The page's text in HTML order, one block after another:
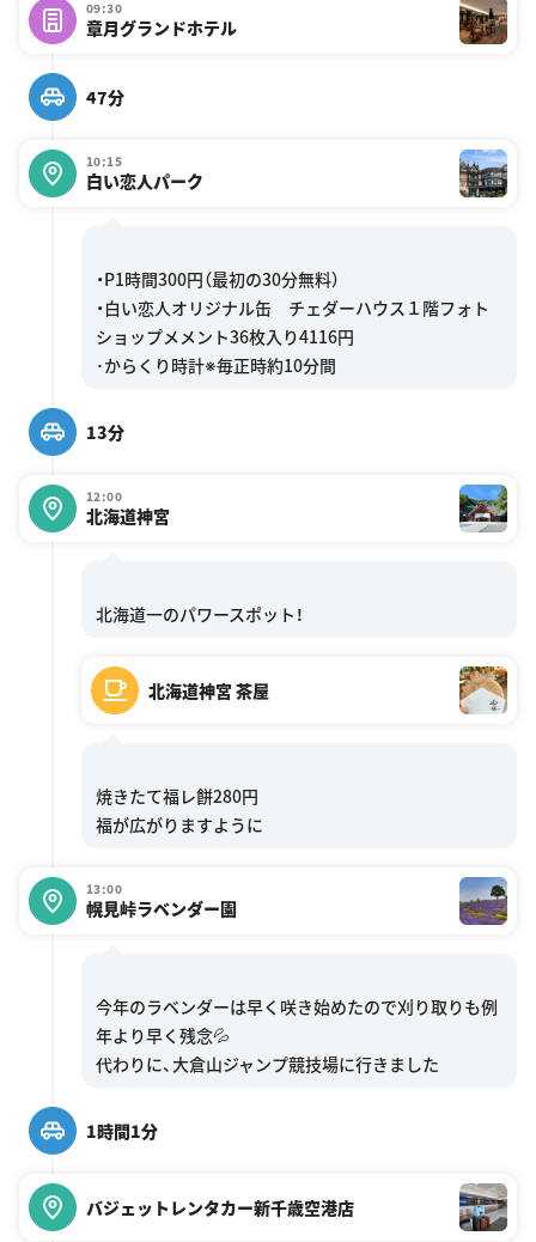
09:30
章月グランドホテル
47分
10:15
白い恋人パーク
・P1時間300円（最初の30分無料）
・白い恋人オリジナル缶 チェダーハウス１階フォト
ショップメメント36枚入り4116円
13分
12:00
北海道神宮
北海道神宮 茶屋
焼きたて福レ餅280円
13:00
幌見峠ラベンダー園
今年のラベンダーは早く咲き始めたので刈り取りも例
年より早く残念💦
1時間1分
バジェットレンタカー新千歳空港店